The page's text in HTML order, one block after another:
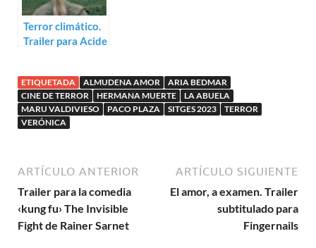
Terror climático.
Trailer para Acide
ETIQUETADA ALMUDENA AMOR
ARIA BEDMAR
CINE DE TERROR
HERMANA MUERTE
LA ABUELA
MARU VALDIVIESO
PACO PLAZA SITGES 2023
TERROR
VERÓNICA
ARTÍCULO ANTERIOR
Trailer para la comedia
‹kung fu› The Invisible
Fight de Rainer Sarnet
ARTÍCULO SIGUIENTE
El amor, a examen. Trailer
subtitulado para
Fingernails